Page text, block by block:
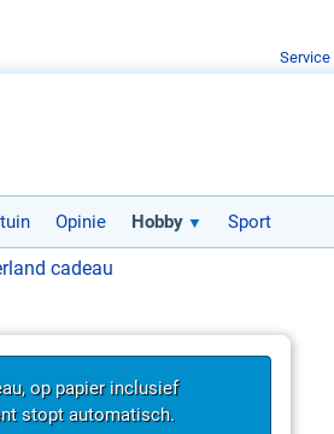
Opinie Hobby Sport
cadeau
op papier inclusief
stopt automatisch.
Service